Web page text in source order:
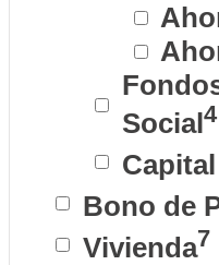
Social 4
Bono de
Vivienda7